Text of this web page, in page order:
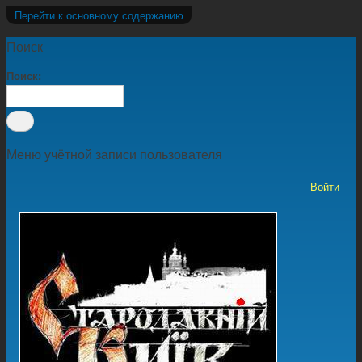
Перейти к основному содержанию
Поиск
Поиск
Меню учётной записи пользователя
Войти